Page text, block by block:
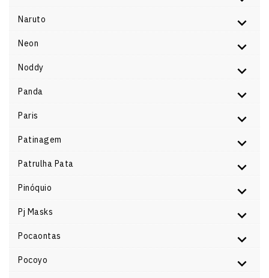
Naruto
Neon
Noddy
Panda
Paris
Patinagem
Patrulha Pata
Pinóquio
Pj Masks
Pocaontas
Pocoyo